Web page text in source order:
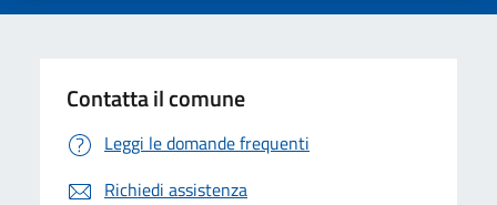
Contatta il comune
Leggi le domande frequenti
Richiedi assistenza